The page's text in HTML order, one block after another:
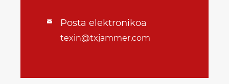
 Posta elektronikoa
texin@txjammer.com